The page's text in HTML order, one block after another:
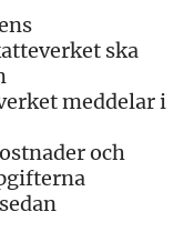
ska
meddelar i
och